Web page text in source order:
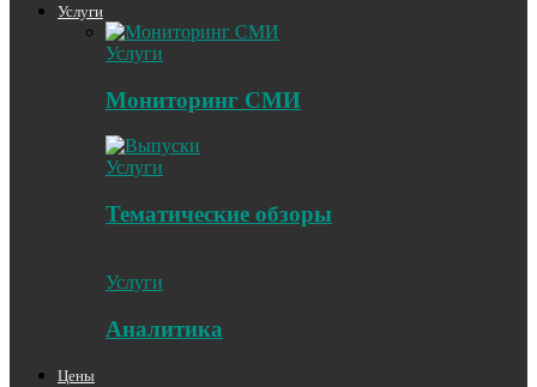
Услуги
Услуги
Мониторинг СМИ
Услуги
Тематические обзоры
Услуги
Аналитика
Цены